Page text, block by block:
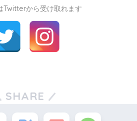
Twitterから受け取れます
SHARE